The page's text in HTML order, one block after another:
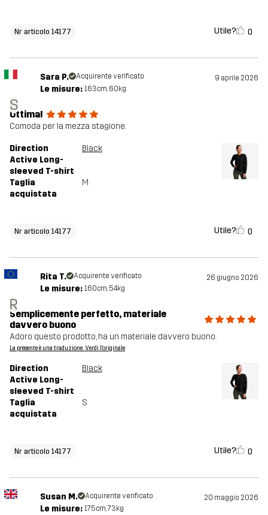
Nr articolo 14177 Utile? 0
S
Sara P. Acquirente verificato 9 aprile 2026
Le misure: 163cm, 60kg
Ottima!
Comoda per la mezza stagione.
Direction
Active Long-
sleeved T-shirt
Black
Taglia
acquistata
M
Nr articolo 14177 Utile? 0
R
Rita T. Acquirente verificato 26 giugno 2026
Le misure: 160cm, 54kg
Semplicemente perfetto, materiale
davvero buono
Adoro questo prodotto, ha un materiale davvero buono.
La presente è una traduzione. Verdi l'originale
Direction
Active Long-
sleeved T-shirt
Black
Taglia
acquistata
S
Nr articolo 14177 Utile? 0
Susan M. Acquirente verificato 20 maggio 2026
Le misure: 175cm, 73kg